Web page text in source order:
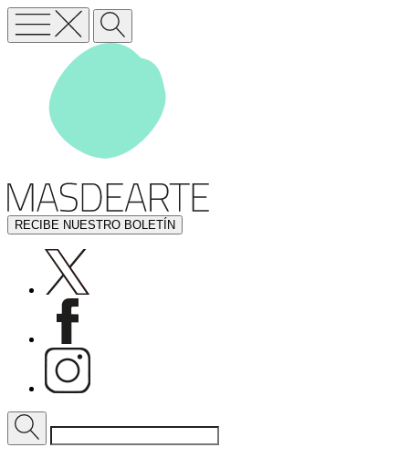
RECIBE NUESTRO BOLETÍN